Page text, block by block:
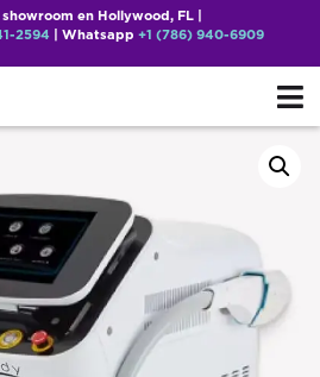
en Hollywood, FL |
2594| Whatsapp +1 (786) 940-6909